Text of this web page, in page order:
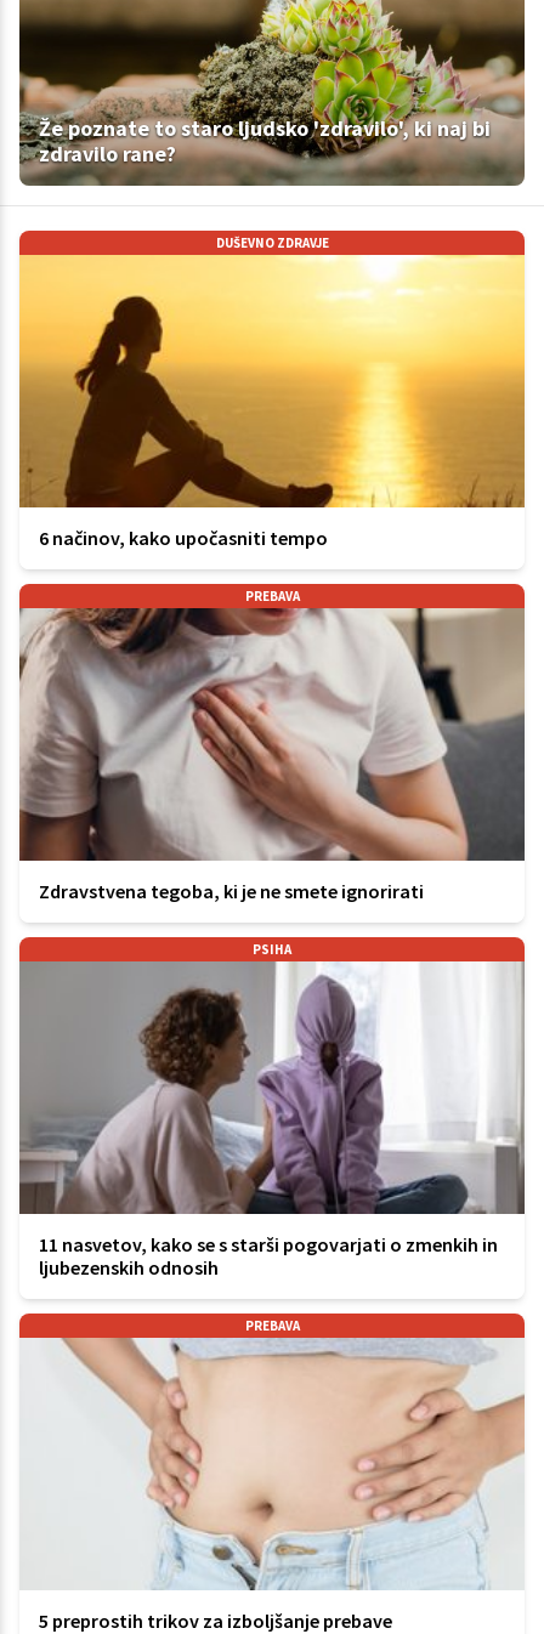
Že poznate to staro ljudsko 'zdravilo', ki naj bi
zdravilo rane?
DUŠEVNO ZDRAVJE
6 načinov, kako upočasniti tempo
PREBAVA
Zdravstvena tegoba, ki je ne smete ignorirati
PSIHA
11 nasvetov, kako se s starši pogovarjati o zmenkih in
ljubezenskih odnosih
PREBAVA
5 preprostih trikov za izboljšanje prebave